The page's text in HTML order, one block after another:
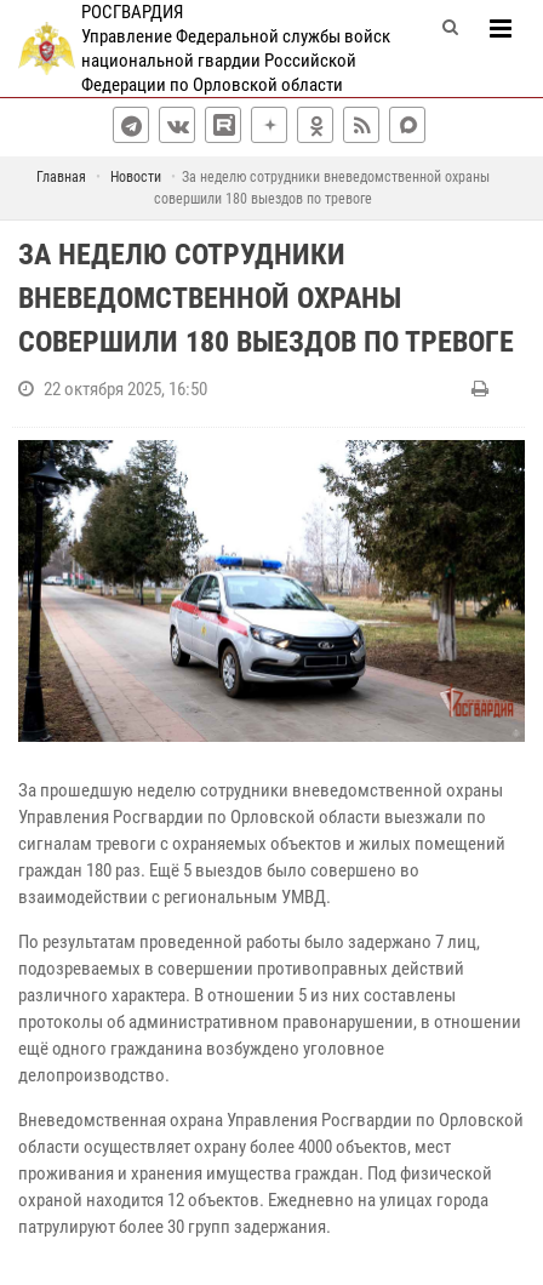
РОСГВАРДИЯ
Управление Федеральной службы войск
национальной гвардии Российской
Федерации по Орловской области
Главная Новости
За неделю сотрудники вневедомственной охраны
совершили 180 выездов по тревоге
ЗА НЕДЕЛЮ СОТРУДНИКИ
ВНЕВЕДОМСТВЕННОЙ ОХРАНЫ
СОВЕРШИЛИ 180 ВЫЕЗДОВ ПО ТРЕВОГЕ
22 октября 2025, 16:50
За прошедшую неделю сотрудники вневедомственной охраны
Управления Росгвардии по Орловской области выезжали по
сигналам тревоги с охраняемых объектов и жилых помещений
граждан 180 раз. Ещё 5 выездов было совершено во
взаимодействии с региональным УМВД.
По результатам проведенной работы было задержано 7 лиц,
подозреваемых в совершении противоправных действий
различного характера. В отношении 5 из них составлены
протоколы об административном правонарушении, в отношении
ещё одного гражданина возбуждено уголовное
делопроизводство.
Вневедомственная охрана Управления Росгвардии по Орловской
области осуществляет охрану более 4000 объектов, мест
проживания и хранения имущества граждан. Под физической
охраной находится 12 объектов. Ежедневно на улицах города
патрулируют более 30 групп задержания.